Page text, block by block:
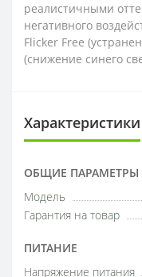
реалистичными
негативного
Flicker Free
(снижение синего
Характеристики
ОБЩИЕ ПАРАМЕТРЫ
Модель
Гарантия на товар
ПИТАНИЕ
Напряжение питания